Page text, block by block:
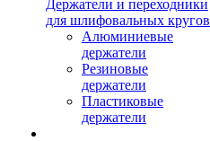
Держатели и переходники
для шлифовальных кругов
Алюминиевые
держатели
Резиновые
держатели
Пластиковые
держатели